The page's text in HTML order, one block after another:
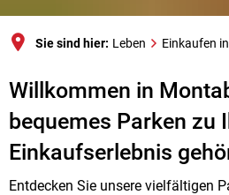
Sie sind hier: Leben Einkaufen
Willkommen in
bequemes Parken zu
Einkaufserlebnis
Entdecken Sie unsere vielfältigen